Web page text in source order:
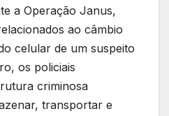
a Operação Janus,
ao câmbio
celular de um suspeito
os policiais
criminosa
transportar e